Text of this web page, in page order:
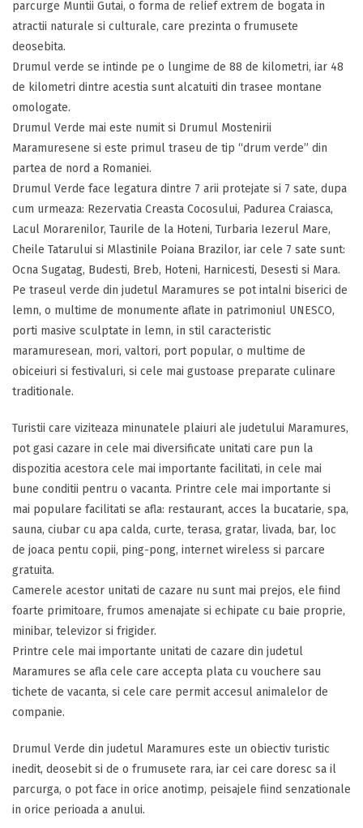
parcurge Muntii Gutai, o forma de relief extrem de bogata in
atractii naturale si culturale, care prezinta o frumusete
deosebita.
Drumul verde se intinde pe o lungime de 88 de kilometri, iar 48
de kilometri dintre acestia sunt alcatuiti din trasee montane
omologate.
Drumul Verde mai este numit si Drumul Mostenirii
Maramuresene si este primul traseu de tip “drum verde” din
partea de nord a Romaniei.
Drumul Verde face legatura dintre 7 arii protejate si 7 sate, dupa
cum urmeaza: Rezervatia Creasta Cocosului, Padurea Craiasca,
Lacul Morarenilor, Taurile de la Hoteni, Turbaria Iezerul Mare,
Cheile Tatarului si Mlastinile Poiana Brazilor, iar cele 7 sate sunt:
Ocna Sugatag, Budesti, Breb, Hoteni, Harnicesti, Desesti si Mara.
Pe traseul verde din judetul Maramures se pot intalni biserici de
lemn, o multime de monumente aflate in patrimoniul UNESCO,
porti masive sculptate in lemn, in stil caracteristic
maramuresean, mori, valtori, port popular, o multime de
obiceiuri si festivaluri, si cele mai gustoase preparate culinare
traditionale.
Turistii care viziteaza minunatele plaiuri ale judetului Maramures,
pot gasi cazare in cele mai diversificate unitati care pun la
dispozitia acestora cele mai importante facilitati, in cele mai
bune conditii pentru o vacanta. Printre cele mai importante si
mai populare facilitati se afla: restaurant, acces la bucatarie, spa,
sauna, ciubar cu apa calda, curte, terasa, gratar, livada, bar, loc
de joaca pentu copii, ping-pong, internet wireless si parcare
gratuita.
Camerele acestor unitati de cazare nu sunt mai prejos, ele fiind
foarte primitoare, frumos amenajate si echipate cu baie proprie,
minibar, televizor si frigider.
Printre cele mai importante unitati de cazare din judetul
Maramures se afla cele care accepta plata cu vouchere sau
tichete de vacanta, si cele care permit accesul animalelor de
companie.
Drumul Verde din judetul Maramures este un obiectiv turistic
inedit, deosebit si de o frumusete rara, iar cei care doresc sa il
parcurga, o pot face in orice anotimp, peisajele fiind senzationale
in orice perioada a anului.